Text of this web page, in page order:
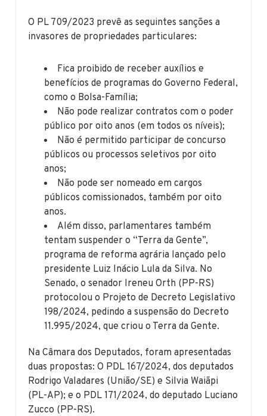
O PL 709/2023 prevê as seguintes sanções a
invasores de propriedades particulares:
Fica proibido de receber auxílios e
benefícios de programas do Governo Federal,
como o Bolsa-Família;
Não pode realizar contratos com o poder
público por oito anos (em todos os níveis);
Não é permitido participar de concurso
públicos ou processos seletivos por oito
anos;
Não pode ser nomeado em cargos
públicos comissionados, também por oito
anos.
Além disso, parlamentares também
tentam suspender o “Terra da Gente”,
programa de reforma agrária lançado pelo
presidente Luiz Inácio Lula da Silva. No
Senado, o senador Ireneu Orth (PP-RS)
protocolou o Projeto de Decreto Legislativo
198/2024, pedindo a suspensão do Decreto
11.995/2024, que criou o Terra da Gente.
Na Câmara dos Deputados, foram apresentadas
duas propostas: O PDL 167/2024, dos deputados
Rodrigo Valadares (União/SE) e Silvia Waiãpi
(PL-AP); e o PDL 171/2024, do deputado Luciano
Zucco (PP-RS).